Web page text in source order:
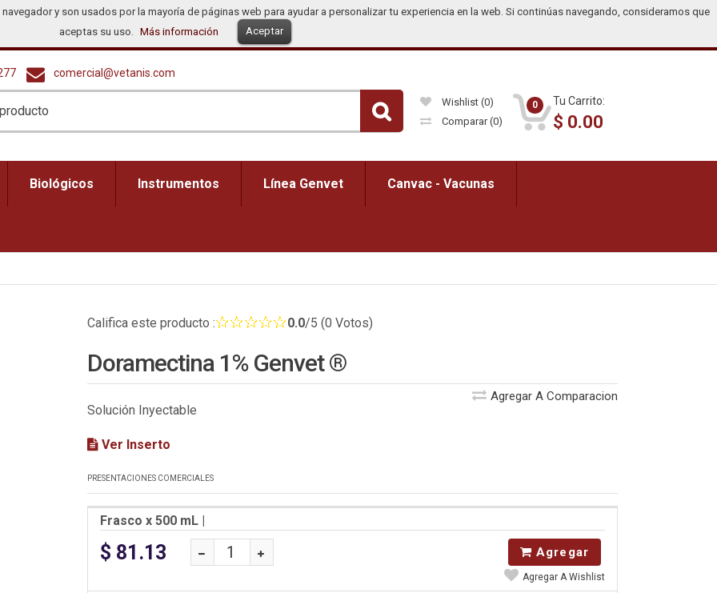
Comprar? Distribuidores Español Dollar (US$) Registrarse Iniciar Sesión United States
comercial@vetanis.com
Wishlist (0)
Comparar(0)
0 Tu Carrito:
$ 0.00
Biológicos Instrumentos Línea Genvet Canvac - Vacunas
Califica este producto : 0.0/5 (0 Votos)
Doramectina 1% Genvet ®
Agregar A Comparacion
Solución Inyectable
Ver Inserto
PRESENTACIONES COMERCIALES
Frasco x 500 mL|
$ 81.13 Agregar
Agregar A Wishlist
y son usados por la mayoría de páginas web para ayudar a personalizar tu experiencia en la web. Si continúas navegando, consideramos que
aceptas su uso.
Más información Aceptar